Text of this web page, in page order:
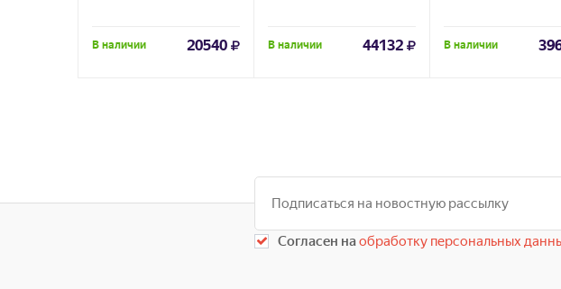
В наличии 20540 В наличии 44132 В наличии
Согласен наобработку персональных